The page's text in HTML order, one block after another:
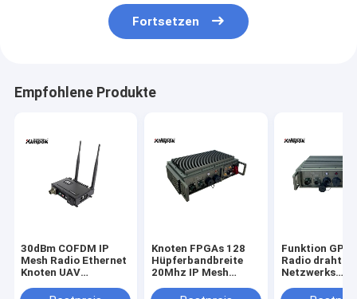
Fortsetzen
Empfohlene Produkte
30dBm COFDM IP
Mesh Radio Ethernet
Knoten UAV
Verbindungs-20km
Knoten FPGAs 128
Hüpferbandbreite
20Mhz IP Mesh
With
Funktion
Radio
Netzwerks
Strecken-